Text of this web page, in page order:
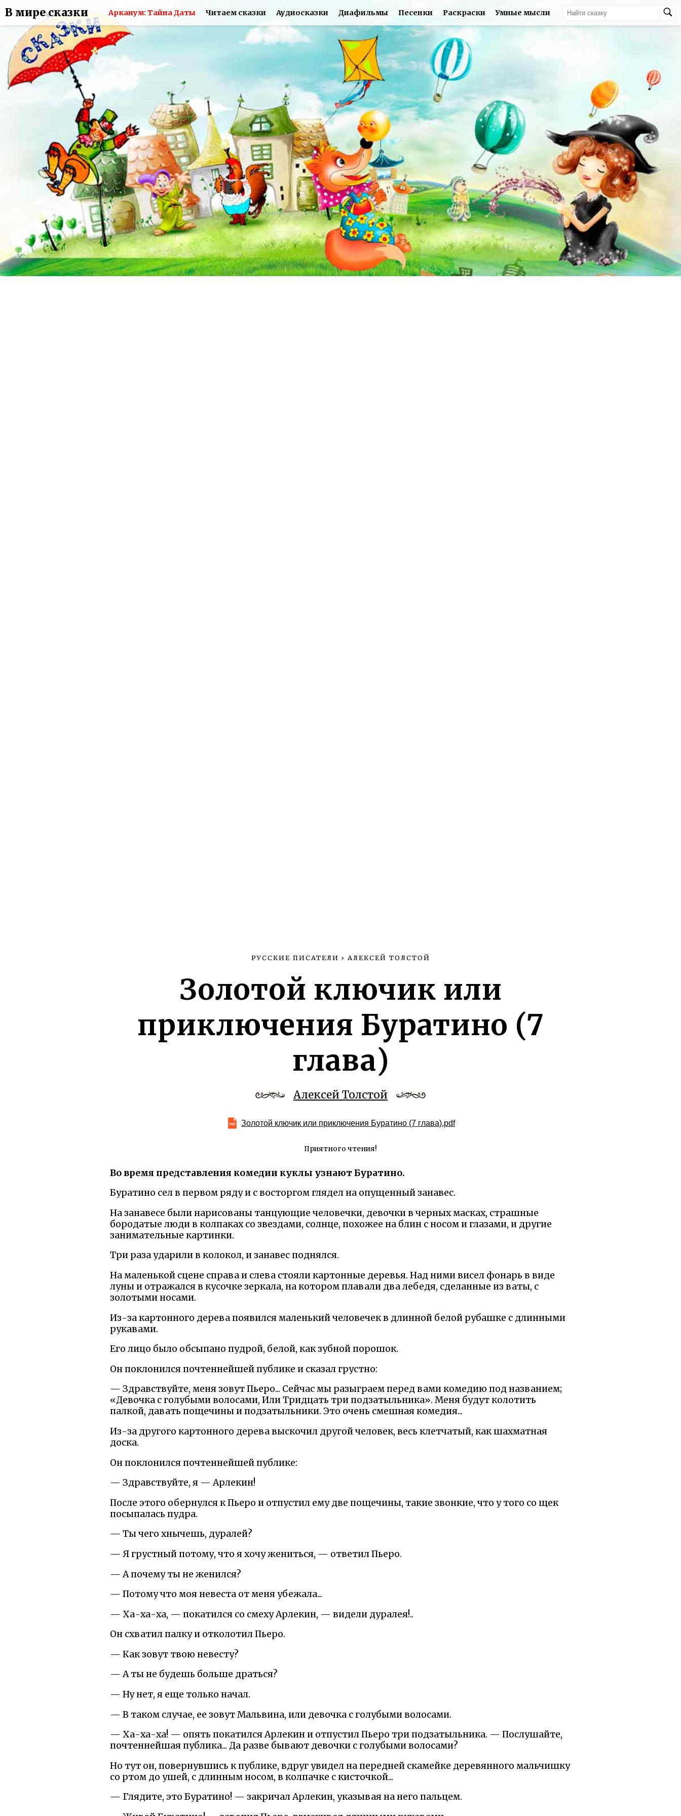
В мире сказки Арканум: Тайна Даты Читаем сказки Аудиосказки Диафильмы Песенки Раскраски Умные мысли
РУССКИЕ ПИСАТЕЛИ › АЛЕКСЕЙ ТОЛСТОЙ
Золотой ключик или
приключения Буратино (7
глава)
Алексей Толстой
Золотой ключик или приключения Буратино (7 глава).pdf
Приятного чтения!
Во время представления комедии куклы узнают Буратино.
Буратино сел в первом ряду и с восторгом глядел на опущенный занавес.
На занавесе были нарисованы танцующие человечки, девочки в черных масках, страшные
бородатые люди в колпаках со звездами, солнце, похожее на блин с носом и глазами, и другие
занимательные картинки.
Три раза ударили в колокол, и занавес поднялся.
На маленькой сцене справа и слева стояли картонные деревья. Над ними висел фонарь в виде
луны и отражался в кусочке зеркала, на котором плавали два лебедя, сделанные из ваты, с
золотыми носами.
Из-за картонного дерева появился маленький человечек в длинной белой рубашке с длинными
рукавами.
Его лицо было обсыпано пудрой, белой, как зубной порошок.
Он поклонился почтеннейшей публике и сказал грустно:
— Здравствуйте, меня зовут Пьеро... Сейчас мы разыграем перед вами комедию под названием;
«Девочка с голубыми волосами, Или Тридцать три подзатыльника». Меня будут колотить
палкой, давать пощечины и подзатыльники. Это очень смешная комедия...
Из-за другого картонного дерева выскочил другой человек, весь клетчатый, как шахматная
доска.
Он поклонился почтеннейшей публике:
— Здравствуйте, я — Арлекин!
После этого обернулся к Пьеро и отпустил ему две пощечины, такие звонкие, что у того со щек
посыпалась пудра.
— Ты чего хнычешь, дуралей?
— Я грустный потому, что я хочу жениться, — ответил Пьеро.
— А почему ты не женился?
— Потому что моя невеста от меня убежала...
— Ха-ха-ха, — покатился со смеху Арлекин, — видели дуралея!..
Он схватил палку и отколотил Пьеро.
— Как зовут твою невесту?
— А ты не будешь больше драться?
— Ну нет, я еще только начал.
— В таком случае, ее зовут Мальвина, или девочка с голубыми волосами.
— Ха-ха-ха! — опять покатился Арлекин и отпустил Пьеро три подзатыльника. — Послушайте,
почтеннейшая публика... Да разве бывают девочки с голубыми волосами?
Но тут он, повернувшись к публике, вдруг увидел на передней скамейке деревянного мальчишку
со ртом до ушей, с длинным носом, в колпачке с кисточкой...
— Глядите, это Буратино! — закричал Арлекин, указывая на него пальцем.